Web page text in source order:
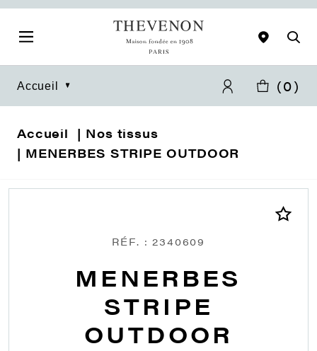
Accueil (0)
Accueil
Nos tissus
MENERBES STRIPE OUTDOOR
RÉF. : 2340609
MENERBES
STRIPE
OUTDOOR